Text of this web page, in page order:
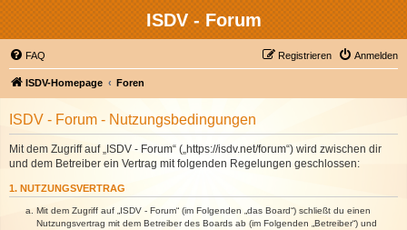
ISDV - Forum
FAQ Anmelden
Registrieren
ISDV-Homepage Foren
ISDV - Forum - Nutzungsbedingungen
Mit dem Zugriff auf „ISDV - Forum“ („https://isdv.net/forum“) wird zwischen dir
und dem Betreiber ein Vertrag mit folgenden Regelungen geschlossen:
1. NUTZUNGSVERTRAG
Mit dem Zugriff auf „ISDV - Forum“ (im Folgenden „das Board“) schließt du einen
Nutzungsvertrag mit dem Betreiber des Boards ab (im Folgenden „Betreiber“) und